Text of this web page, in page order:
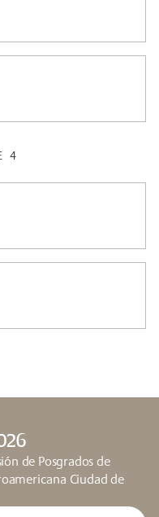
4
de Posgrados de
Ciudad de